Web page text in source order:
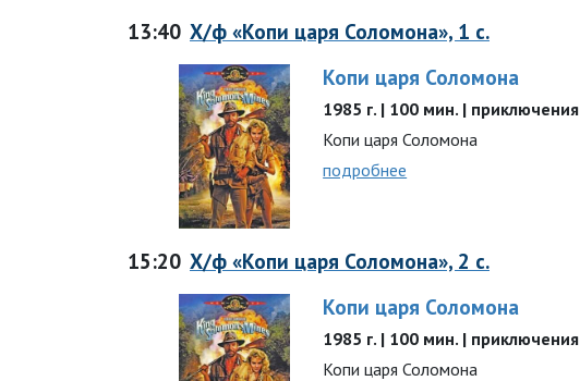
13:40 Х/ф «Копи царя Соломона», 1 с.
Копи царя Соломона
1985 г. | 100 мин. | приключения
Копи царя Соломона
подробнее
15:20 Х/ф «Копи царя Соломона», 2 с.
Копи царя Соломона
1985 г. | 100 мин. | приключения
Копи царя Соломона